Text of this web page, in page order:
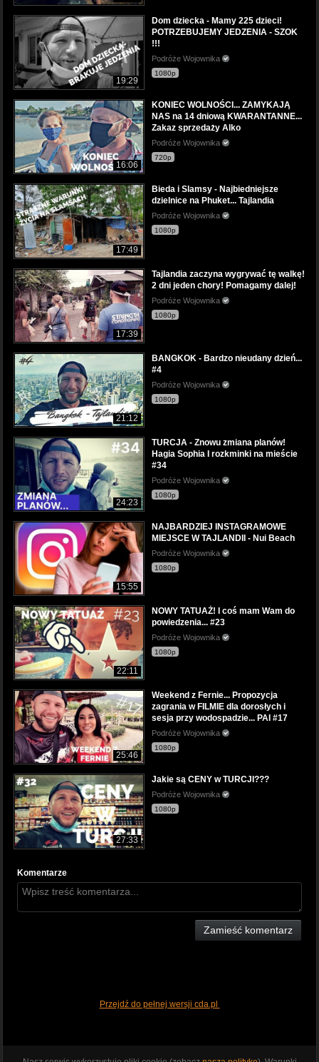
19:29
Dom dziecka - Mamy 225 dzieci!
POTRZEBUJEMY JEDZENIA - SZOK
!!!
Podróże Wojownika
1080p
16:06
KONIEC WOLNOŚCI... ZAMYKAJĄ
NAS na 14 dniową KWARANTANNE...
Zakaz sprzedaży Alko
Podróże Wojownika
720p
17:49
Bieda i Slamsy - Najbiedniejsze
dzielnice na Phuket... Tajlandia
Podróże Wojownika
1080p
17:39
Tajlandia zaczyna wygrywać tę walkę!
2 dni jeden chory! Pomagamy dalej!
Podróże Wojownika
1080p
21:12
BANGKOK - Bardzo nieudany dzień...
#4
Podróże Wojownika
1080p
24:23
TURCJA - Znowu zmiana planów!
Hagia Sophia I rozkminki na mieście
#34
Podróże Wojownika
1080p
15:55
NAJBARDZIEJ INSTAGRAMOWE
MIEJSCE W TAJLANDII - Nui Beach
Podróże Wojownika
1080p
22:11
NOWY TATUAŻ! I coś mam Wam do
powiedzenia... #23
Podróże Wojownika
1080p
25:46
Weekend z Fernie... Propozycja
zagrania w FILMIE dla dorosłych i
sesja przy wodospadzie... PAI #17
Podróże Wojownika
1080p
27:33
Jakie są CENY w TURCJI???
Podróże Wojownika
1080p
Komentarze
Zamieść komentarz
Przejdź do pełnej wersji cda.pl